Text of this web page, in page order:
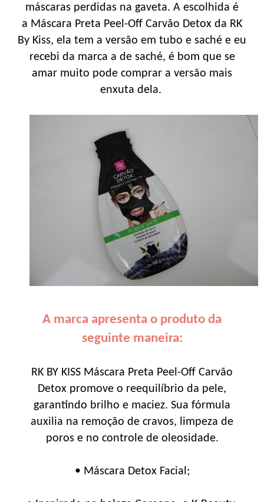
máscaras perdidas na gaveta. A escolhida é
a Máscara Preta Peel-Off Carvão Detox da RK
By Kiss, ela tem a versão em tubo e saché e eu
recebi da marca a de saché, é bom que se
amar muito pode comprar a versão mais
enxuta dela.
A marca apresenta o produto da
seguinte maneira:
RK BY KISS Máscara Preta Peel-Off Carvão
Detox promove o reequilíbrio da pele,
garantindo brilho e maciez. Sua fórmula
auxilia na remoção de cravos, limpeza de
poros e no controle de oleosidade.
• Máscara Detox Facial;